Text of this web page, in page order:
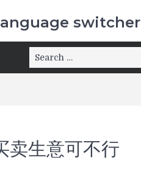
switcher
卖生意可不行